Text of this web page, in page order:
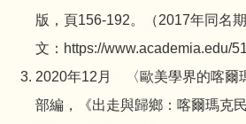
版，頁156-192。（2017年同名
文： https://www.academia.edu/
2020年12月 〈歐美學界的喀爾
部編，《出走與歸鄉：喀爾瑪克